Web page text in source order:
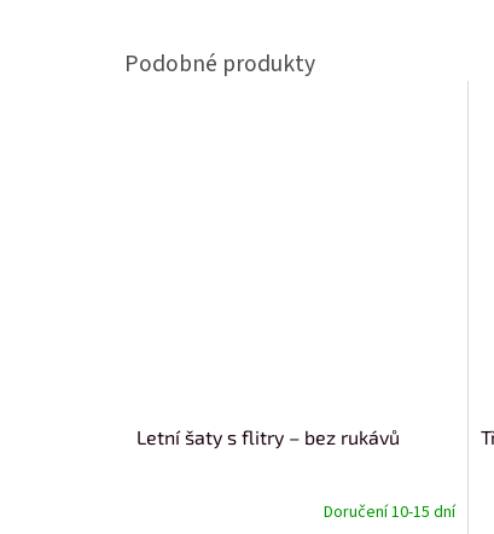
Letní šaty s flitry – bez rukávů
Doručení 10-15 dní